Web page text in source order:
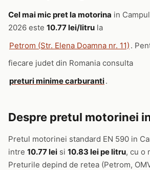
Cel mai mic pret la motorina in
2026 este 10.77 lei/litru la
Petrom (Str. Elena Doamna nr. 11) .
fiecare judet din Romania consulta
preturi minime carburanti.
Despre pretul motorinei
Pretul motorinei standard EN 590 in
intre 10.77 lei si 10.83 lei pe litru, cu o
Preturile depind de retea (Petrom,